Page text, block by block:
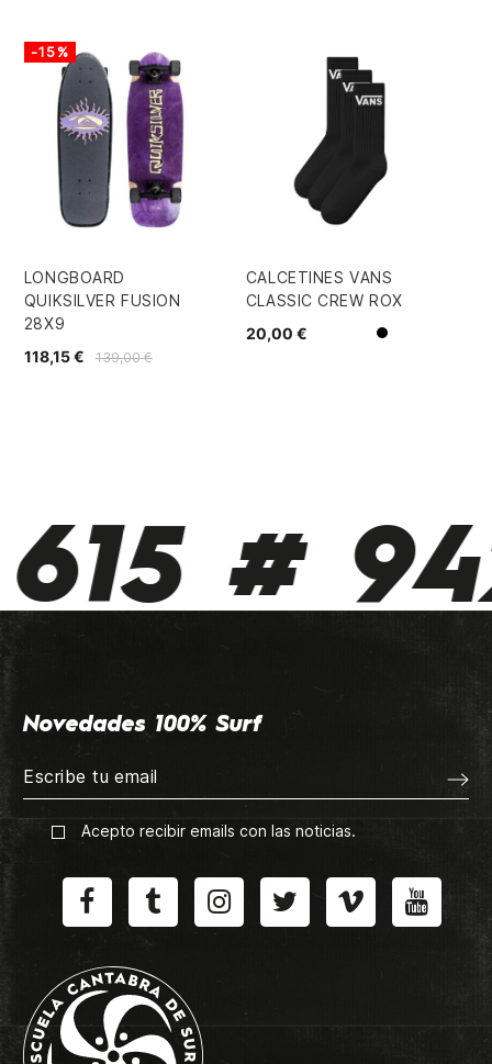
LONGBOARD
QUIKSILVER FUSION
28X9
139,00 €
118,15 €
-15%
CALCETINES VANS
CLASSIC CREW ROX
20,00 €
Negro
#
Novedades 100% Surf
Acepto recibir emails con las noticias.